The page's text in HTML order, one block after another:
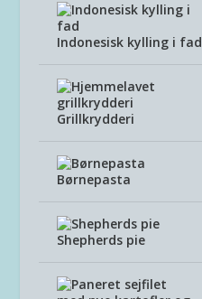
Indonesisk kylling i fad
Grillkrydderi
Børnepasta
Shepherds pie